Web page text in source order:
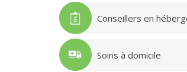
Conseillers en
Soins à domicile